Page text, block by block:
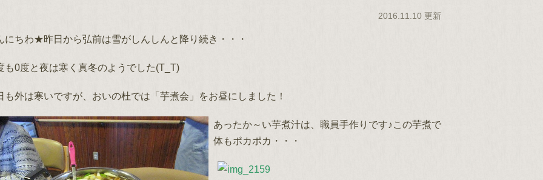
2016.11.10 更新
にちわ★昨日から弘前は雪がしんしんと降り続き・・・
も0度と夜は寒く真冬のようでした(T_T)
も外は寒いですが、おいの杜では「芋煮会」をお昼にしました！
あったか～い芋煮汁は、職員手作りです♪この芋煮で
体もポカポカ・・・